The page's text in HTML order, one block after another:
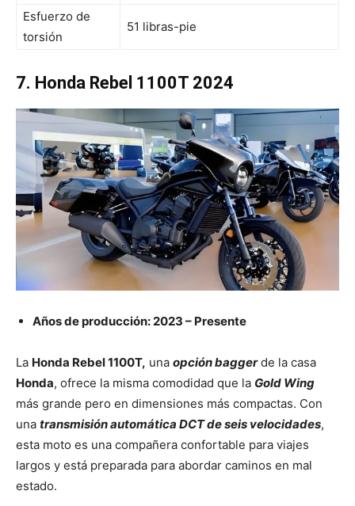
Esfuerzo de
torsión
51 libras-pie
7. Honda Rebel 1100T 2024
Años de producción: 2023 – Presente
La Honda Rebel 1100T, una opción baggerde la casa
Honda, ofrece la misma comodidad que la Gold Wing
más grande pero en dimensiones más compactas. Con
una transmisión automática DCT de seis velocidades,
esta moto es una compañera confortable para viajes
largos y está preparada para abordar caminos en mal
estado.